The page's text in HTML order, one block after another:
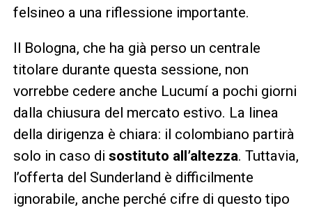
felsineo a una riflessione importante.
Il Bologna, che ha già perso un centrale
titolare durante questa sessione, non
vorrebbe cedere anche Lucumí a pochi giorni
dalla chiusura del mercato estivo. La linea
della dirigenza è chiara: il colombiano partirà
solo in caso di sostituto all’altezza. Tuttavia,
l’offerta del Sunderland è difficilmente
ignorabile, anche perché cifre di questo tipo